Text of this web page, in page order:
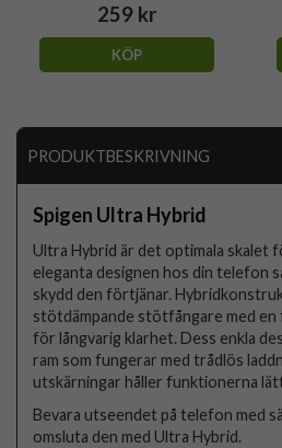
259 kr
KÖP
PRODUKTBESKRIVNING
Spigen Ultra Hybrid
Ultra Hybrid är det optimala skalet
eleganta designen hos din telefon
skydd den förtjänar.
stötdämpande stötfångare med
för långvarig klarhet. Dess enkla
ram som fungerar med trådlös
utskärningar håller funktionerna
Bevara utseendet på telefon med
omsluta den med Ultra Hybrid.